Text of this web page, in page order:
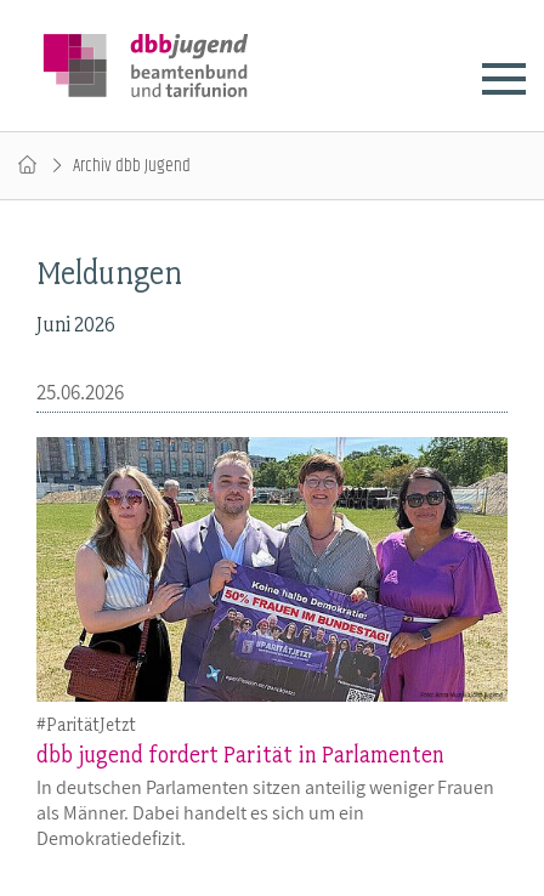
Archiv dbb Jugend
Meldungen
Juni 2026
25.06.2026
#ParitätJetzt
dbb jugend fordert Parität in Parlamenten
In deutschen Parlamenten sitzen anteilig weniger Frauen
als Männer. Dabei handelt es sich um ein
Demokratiedefizit.